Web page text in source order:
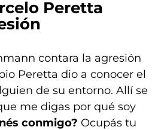
Peretta
contara la agresión
Peretta dio a conocer el
de su entorno. Allí se
me digas por qué soy
conmigo? Ocupás tu